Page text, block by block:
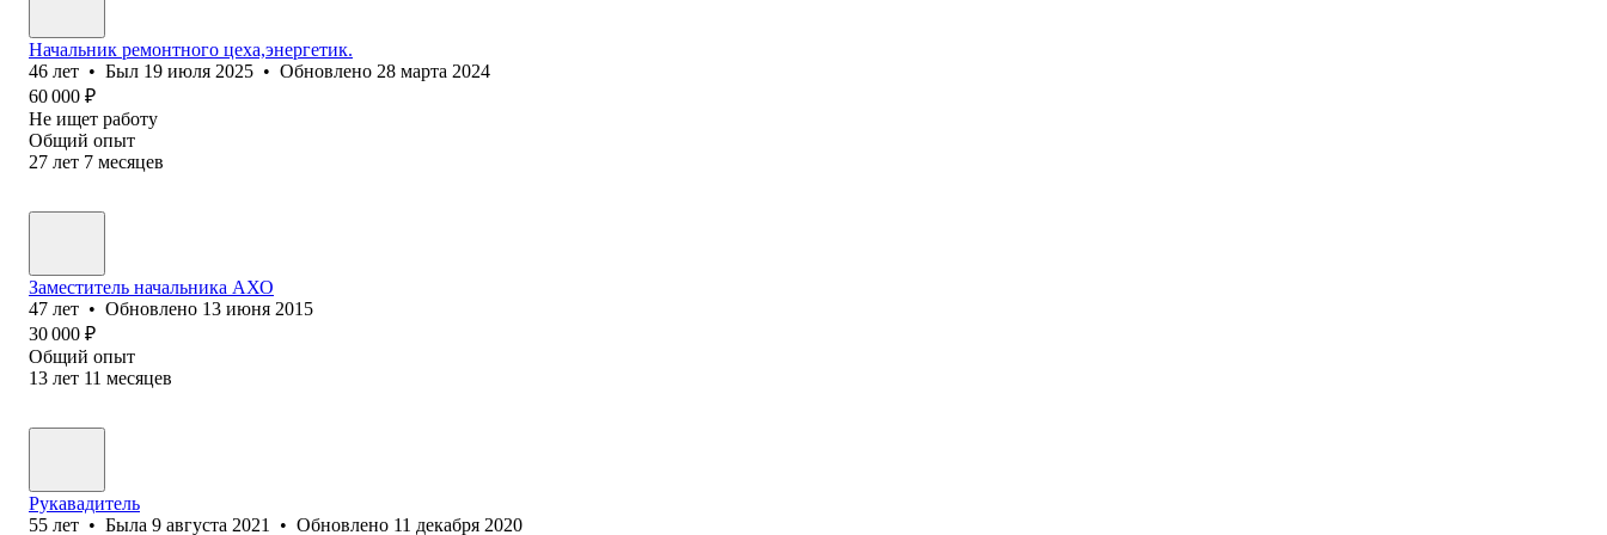
Начальник ремонтного цеха,энергетик.
46 лет • Был 19 июля 2025 • Обновлено 28 марта 2024
60 000 ₽
Не ищет работу
Общий опыт
27 лет 7 месяцев
Заместитель начальника АХО
47 лет • Обновлено 13 июня 2015
30 000 ₽
Общий опыт
13 лет 11 месяцев
Рукавадитель
55 лет • Была 9 августа 2021 • Обновлено 11 декабря 2020